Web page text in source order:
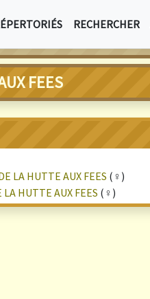
RECHERCHER
FEES
LA HUTTE AUX FEES (♀)
LA HUTTE AUX FEES (♀)